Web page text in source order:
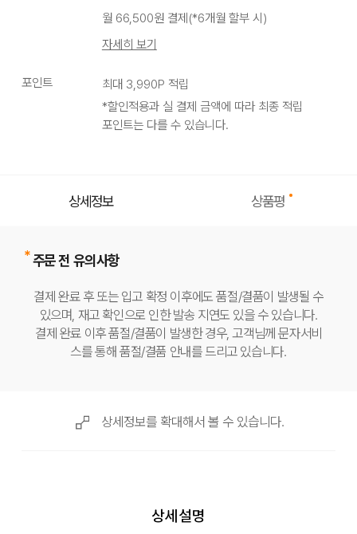
OAK LICHEN
월 66,500원 결제(*6개월 할부 시)
자세히 보기
포인트 최대 3,990P 적립
*할인적용과 실 결제 금액에 따라 최종 적립
포인트는 다를 수 있습니다.
상세정보 상품평
주문 전 유의사항
결제 완료 후 또는 입고 확정 이후에도 품절/결품이 발생될 수
있으며, 재고 확인으로 인한 발송 지연도 있을 수 있습니다.
결제 완료 이후 품절/결품이 발생한 경우, 고객님께 문자서비
스를 통해 품절/결품 안내를 드리고 있습니다.
상세정보를 확대해서 볼 수 있습니다.
상세설명